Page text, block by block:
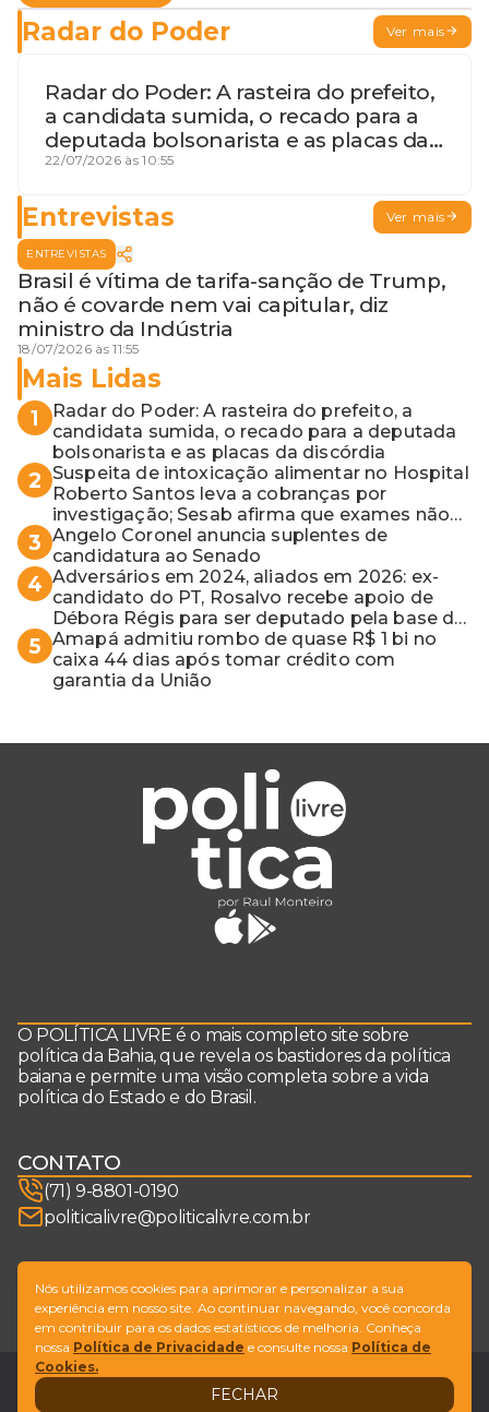
Radar do Poder Ver mais
Radar do Poder: A rasteira do prefeito,
a candidata sumida, o recado para a
deputada bolsonarista e as placas da
discórdia
22/07/2026 às 10:55
Entrevistas Ver mais
ENTREVISTAS
Brasil é vítima de tarifa-sanção de Trump,
não é covarde nem vai capitular, diz
ministro da Indústria
18/07/2026 às 11:55
Mais Lidas
1
Radar do Poder: A rasteira do prefeito, a
candidata sumida, o recado para a deputada
bolsonarista e as placas da discórdia
2
Suspeita de intoxicação alimentar no Hospital
Roberto Santos leva a cobranças por
investigação; Sesab afirma que exames não
apontaram contaminação
3 Angelo Coronel anuncia suplentes de
candidatura ao Senado
4 Adversários em 2024, aliados em 2026: ex-
candidato do PT, Rosalvo recebe apoio de
Débora Régis para ser deputado pela base de
ACM Neto
5 Amapá admitiu rombo de quase R$ 1 bi no
caixa 44 dias após tomar crédito com
garantia da União
O POLÍTICA LIVRE é o mais completo site sobre
política da Bahia, que revela os bastidores da política
baiana e permite uma visão completa sobre a vida
política do Estado e do Brasil.
CONTATO
(71) 9-8801-0190
politicalivre@politicalivre.com.br
SIGA-NOS
Design by NVGO
LegalFale conosco
Nós utilizamos cookies para aprimorar e personalizar a sua
experiência em nosso site. Ao continuar navegando, você concorda
em contribuir para os dados estatísticos de melhoria. Conheça
nossa Política de Privacidade e consulte nossa Política de
Cookies.
FECHAR